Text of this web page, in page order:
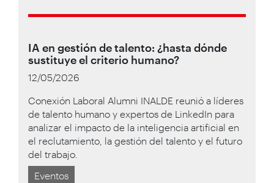
IA en gestión de talento: ¿hasta dónde
sustituye el criterio humano?
12/05/2026
Conexión Laboral Alumni INALDE reunió a líderes
de talento humano y expertos de LinkedIn para
analizar el impacto de la inteligencia artificial en
el reclutamiento, la gestión del talento y el futuro
del trabajo.
Eventos